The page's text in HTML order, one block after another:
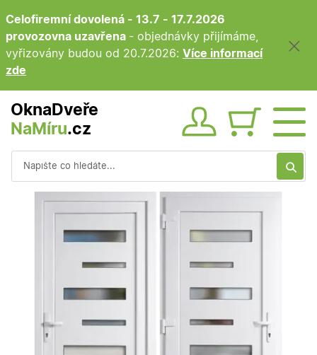
Celofiremní dovolená - 13.7 - 17.7.2026
provozovna uzavřena - objednávky přijímáme,
vyřizovány budou od 20.7.2026: Více informací
zde
OknaDveře
NaMíru.cz Obsah
Vyhledávání